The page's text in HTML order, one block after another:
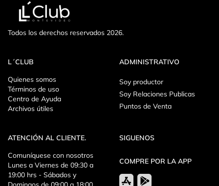
Todos los derechos reservados 2026.
L´CLUB
Quienes somos
Términos de uso
Centro de Ayuda
Archivos útiles
ADMINISTRATIVO
Soy productor
Soy Relaciones Publicas
Puntos de Venta
ATENCIÓN AL CLIENTE.
Comuníquese con nosotros
Lunes a Viernes de 09:30 a
19:00 hrs - Sábados y
SIGUENOS
COMPRE POR LA APP